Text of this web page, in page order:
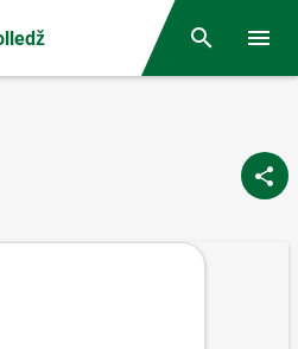
Otsing